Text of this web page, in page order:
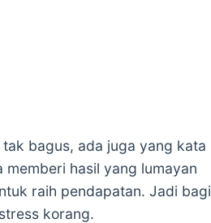
bagus, ada juga yang kata
hasil yang lumayan
raih pendapatan. Jadi bagi
korang.